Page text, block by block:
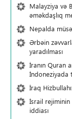
Malayziya və
əməkdaşlıq
Nepalda
Ərbəin
yaradılması
İranın Quran
İndoneziyada
İraq
İsrail
iddiası